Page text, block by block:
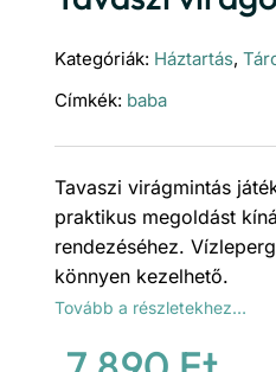
Kategóriák: Háztartás,
Címkék: baba
Tavaszi virágmintás
praktikus megoldást
rendezéséhez.
könnyen kezelhető.
Tovább a részletekhez…